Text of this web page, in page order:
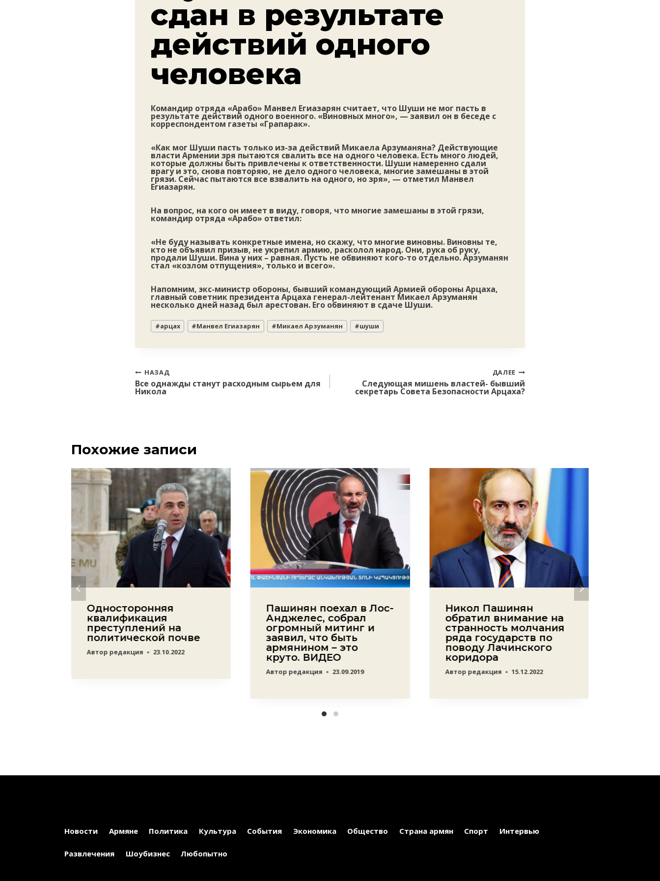
сдан в результате
действий одного
человека
Командир отряда «Арабо» Манвел Егиазарян считает, что Шуши не мог пасть в
результате действий одного военного. «Виновных много», — заявил он в беседе с
корреспондентом газеты «Грапарак».
«Как мог Шуши пасть только из-за действий Микаела Арзуманяна? Действующие
власти Армении зря пытаются свалить все на одного человека. Есть много людей,
которые должны быть привлечены к ответственности. Шуши намеренно сдали
врагу и это, снова повторяю, не дело одного человека, многие замешаны в этой
грязи. Сейчас пытаются все взвалить на одного, но зря», — отметил Манвел
Егиазарян.
На вопрос, на кого он имеет в виду, говоря, что многие замешаны в этой грязи,
командир отряда «Арабо» ответил:
«Не буду называть конкретные имена, но скажу, что многие виновны. Виновны те,
кто не объявил призыв, не укрепил армию, расколол народ. Они, рука об руку,
продали Шуши. Вина у них – равная. Пусть не обвиняют кого-то отдельно. Арзуманян
стал «козлом отпущения», только и всего».
Напомним, экс-министр обороны, бывший командующий Армией обороны Арцаха,
главный советник президента Арцаха генерал-лейтенант Микаел Арзуманян
несколько дней назад был арестован. Его обвиняют в сдаче Шуши.
Метки
записи:
#арцах #Манвел Егиазарян #Микаел Арзуманян #шуши
Навигация
по
НАЗАД
Все однажды станут расходным сырьем для
Никола
ДАЛЕЕ
Следующая мишень властей- бывший
секретарь Совета Безопасности Арцаха?
Похожие записи
Односторонняя
квалификация
преступлений на
политической почве
Автор редакция 23.10.2022
Пашинян поехал в Лос-
Анджелес, собрал
огромный митинг и
заявил, что быть
армянином – это
круто. ВИДЕО
Автор редакция 23.09.2019
Никол Пашинян
обратил внимание на
странность молчания
ряда государств по
поводу Лачинского
коридора
Автор редакция 15.12.2022
Новости Армяне Политика Культура События Экономика Общество Страна армян Спорт Интервью
Развлечения Шоубизнес Любопытно